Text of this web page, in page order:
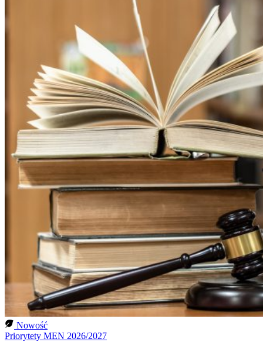
Nowość
Priorytety MEN 2026/2027